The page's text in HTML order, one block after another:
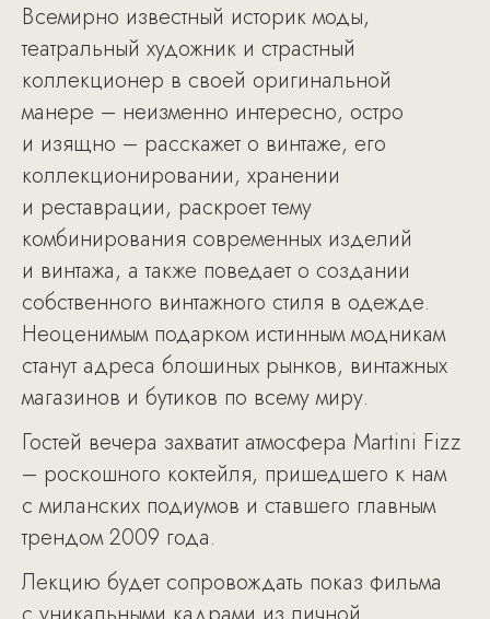
Всемирно известный историк моды,
театральный художник и страстный
коллекционер в своей оригинальной
манере – неизменно интересно, остро
и изящно – расскажет о винтаже, его
коллекционировании, хранении
и реставрации, раскроет тему
комбинирования современных изделий
и винтажа, а также поведает о создании
собственного винтажного стиля в одежде.
Неоценимым подарком истинным модникам
станут адреса блошиных рынков, винтажных
магазинов и бутиков по всему миру.
Гостей вечера захватит атмосфера Martini Fizz
– роскошного коктейля, пришедшего к нам
с миланских подиумов и ставшего главным
трендом 2009 года.
Лекцию будет сопровождать показ фильма